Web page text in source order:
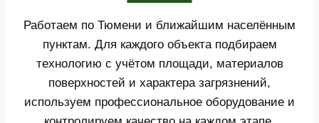
Работаем по Тюмени и ближайшим населённым
пунктам. Для каждого объекта подбираем
технологию с учётом площади, материалов
поверхностей и характера загрязнений,
используем профессиональное оборудование и